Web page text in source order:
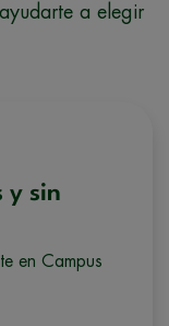
a elegir
y sin
en Campus